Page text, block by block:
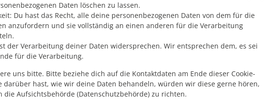
Daten löschen zu lassen.
Du hast das Recht, alle deine personenbezogenen Daten von dem für die
anzufordern und sie vollständig an einen anderen für die Verarbeitung
der Verarbeitung deiner Daten widersprechen. Wir entsprechen dem, es sei
für die Verarbeitung.
uns bitte. Bitte beziehe dich auf die Kontaktdaten am Ende dieser Cookie-
darüber hast, wie wir deine Daten behandeln, würden wir diese gerne hören,
die Aufsichtsbehörde (Datenschutzbehörde) zu richten.